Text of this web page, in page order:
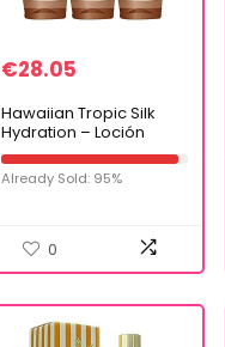
€28.05
Hawaiian Tropic Silk
Hydration – Loción
Crema Solar
Protectora con índice
SPF 30 con cintas de
Already Sold: 95%
0